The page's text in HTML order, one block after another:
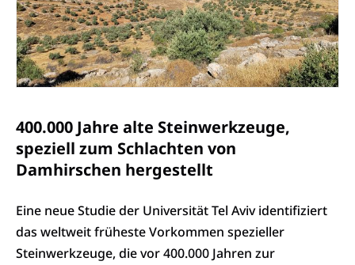
400.000 Jahre alte Steinwerkzeuge,
speziell zum Schlachten von
Damhirschen hergestellt
Eine neue Studie der Universität Tel Aviv identifiziert
das weltweit früheste Vorkommen spezieller
Steinwerkzeuge, die vor 400.000 Jahren zur